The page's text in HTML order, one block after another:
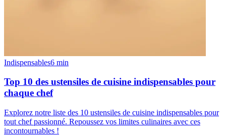
Indispensables6 min
Top 10 des ustensiles de cuisine indispensables pour
chaque chef
Explorez notre liste des 10 ustensiles de cuisine indispensables pour
tout chef passionné. Repoussez vos limites culinaires avec ces
incontournables !